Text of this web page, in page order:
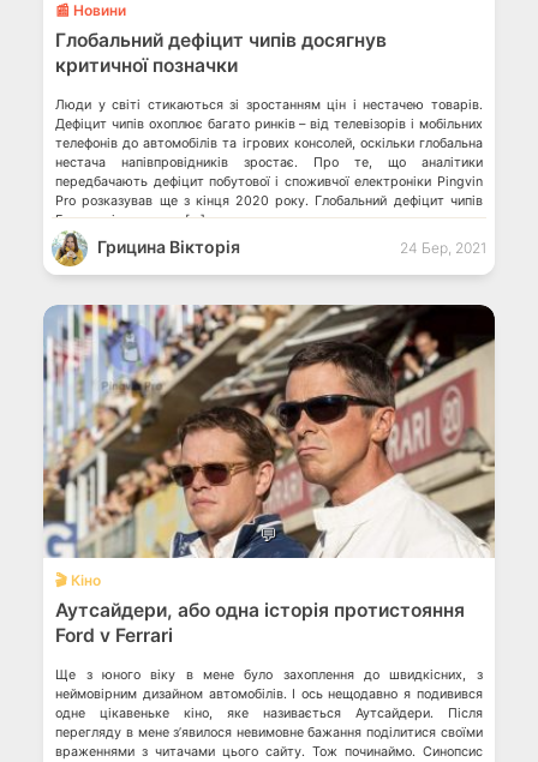
📰 Новини
Глобальний дефіцит чипів досягнув
критичної позначки
Люди у світі стикаються зі зростанням цін і нестачею товарів.
Дефіцит чипів охоплює багато ринків – від телевізорів і мобільних
телефонів до автомобілів та ігрових консолей, оскільки глобальна
нестача напівпровідників зростає. Про те, що аналітики
передбачають дефіцит побутової і споживчої електроніки Pingvin
Pro розказував ще з кінця 2020 року. Глобальний дефіцит чипів
Брак чипів, «мозку» […]
Грицина Вікторія 24 Бер, 2021
💬
🎬 Кіно
Аутсайдери, або одна історія протистояння
Ford v Ferrari
Ще з юного віку в мене було захоплення до швидкісних, з
неймовірним дизайном автомобілів. І ось нещодавно я подивився
одне цікавеньке кіно, яке називається Аутсайдери. Після
перегляду в мене з’явилося невимовне бажання поділитися своїми
враженнями з читачами цього сайту. Тож починаймо. Синопсис